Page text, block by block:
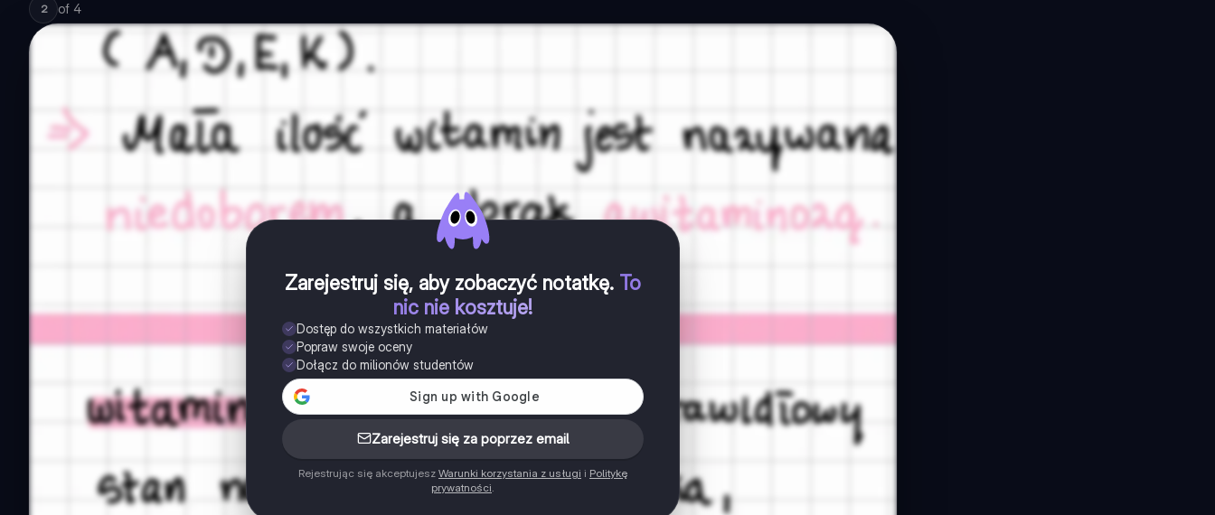
2 of 4
Zarejestruj się, aby zobaczyć notatkę. To
nic nie kosztuje!
Dostęp do wszystkich materiałów
Popraw swoje oceny
Dołącz do milionów studentów
Zarejestruj się za poprzez email
Rejestrując się akceptujesz Warunki korzystania z usługi i Politykę
prywatności.